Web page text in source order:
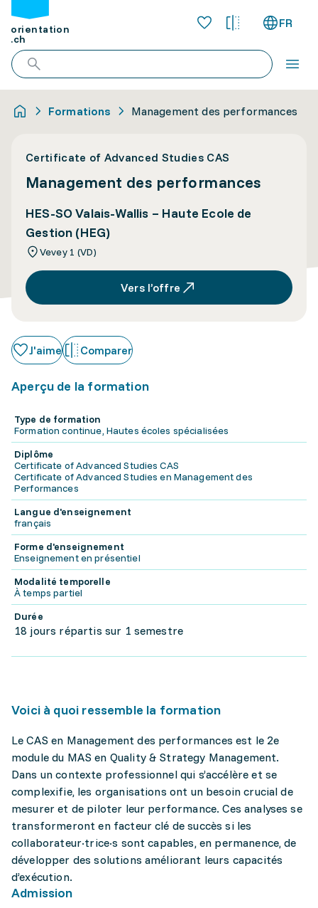
orientation
.ch
FR
Formations Management des performances
Certificate of Advanced Studies CAS
Management des performances
HES-SO Valais-Wallis – Haute Ecole de
Gestion (HEG)
Vevey 1 (VD)
Vers l’offre
J'aime Comparer
Aperçu de la formation
Type de formation
Formation continue, Hautes écoles spécialisées
Diplôme
Certificate of Advanced Studies CAS
Certificate of Advanced Studies en Management des
Performances
Langue d'enseignement
français
Forme d'enseignement
Enseignement en présentiel
Modalité temporelle
À temps partiel
Durée
18 jours répartis sur 1 semestre
Voici à quoi ressemble la formation
Le CAS en Management des performances est le 2e
module du MAS en Quality & Strategy Management.
Dans un contexte professionnel qui s’accélère et se
complexifie, les organisations ont un besoin crucial de
mesurer et de piloter leur performance. Ces analyses se
transformeront en facteur clé de succès si les
collaborateur·trice·s sont capables, en permanence, de
développer des solutions améliorant leurs capacités
d’exécution.
Admission